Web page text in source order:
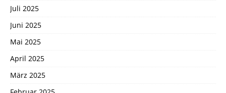
Juli 2025
Juni 2025
Mai 2025
April 2025
März 2025